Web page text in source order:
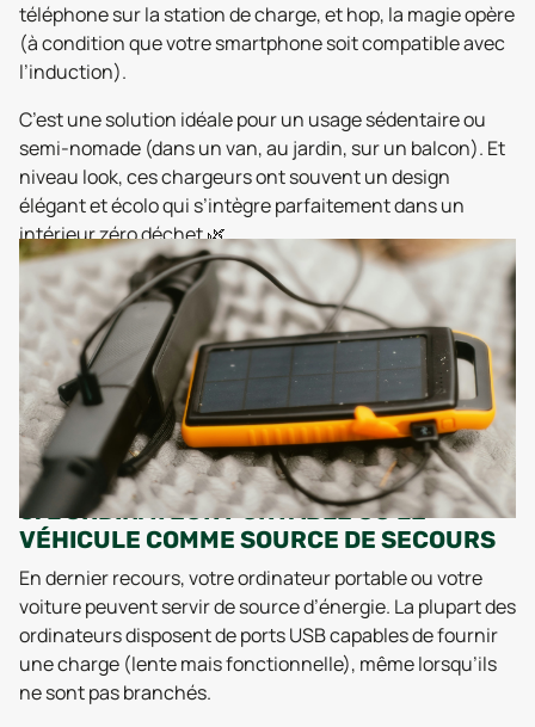
téléphone sur la station de charge, et hop, la magie opère
(à condition que votre smartphone soit compatible avec
l’induction).
C’est une solution idéale pour un usage sédentaire ou
semi-nomade (dans un van, au jardin, sur un balcon). Et
niveau look, ces chargeurs ont souvent un design
élégant et écolo qui s’intègre parfaitement dans un
intérieur zéro déchet 🌿.
6. L’ORDINATEUR PORTABLE OU LE
VÉHICULE COMME SOURCE DE SECOURS
En dernier recours, votre ordinateur portable ou votre
voiture peuvent servir de source d’énergie. La plupart des
ordinateurs disposent de ports USB capables de fournir
une charge (lente mais fonctionnelle), même lorsqu’ils
ne sont pas branchés.